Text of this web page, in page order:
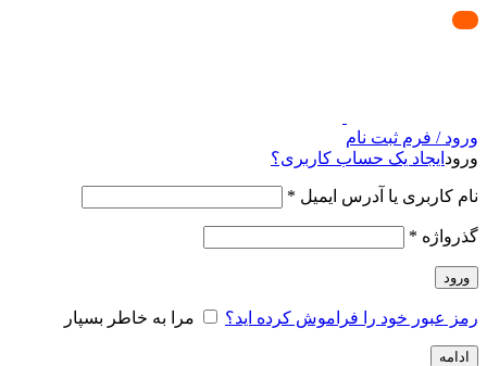
ورود / فرم ثبت نام
ورود ایجاد یک حساب کاربری؟
نام کاربری یا آدرس ایمیل *
گذرواژه *
ورود
رمز عبور خود را فراموش کرده اید؟ مرا به خاطر بسپار
ادامه